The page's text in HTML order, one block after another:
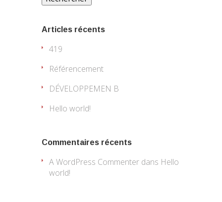
Articles récents
419
Référencement
DÉVELOPPEMEN B
Hello world!
Commentaires récents
A WordPress Commenter dans Hello
world!